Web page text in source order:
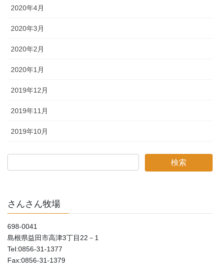
2020年4月
2020年3月
2020年2月
2020年1月
2019年12月
2019年11月
2019年10月
さんさん牧場
698-0041
島根県益田市高津3丁目22－1
Tel:0856-31-1377
Fax:0856-31-1379